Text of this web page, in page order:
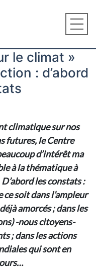
le climat »
: d’abord
climatique sur nos
futures, le Centre
d’intérêt ma
à la thématique à
les constats :
soit dans l’ampleur
amorcés ; dans les
-nous citoyens-
; dans les actions
qui sont en